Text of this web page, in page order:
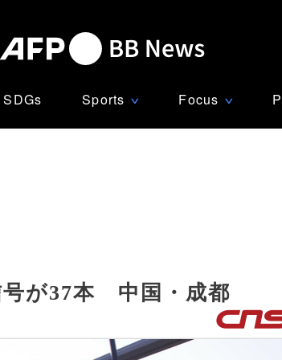
SDGs Sports ∨ Focus ∨
号が37本 中国・成都